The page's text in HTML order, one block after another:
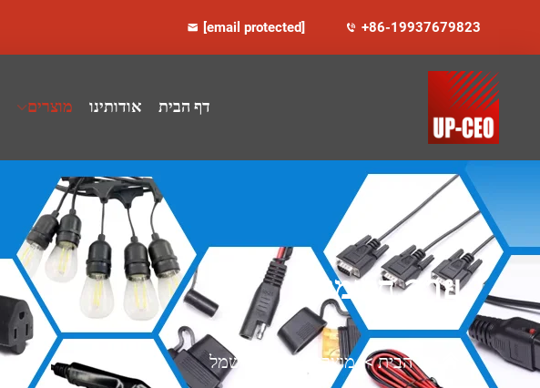
+86-19937679823
[email protected]
דף הבית אודותינו מוצרים
สาย חשמל
דף הבית>מוצרים > כבל חשמל